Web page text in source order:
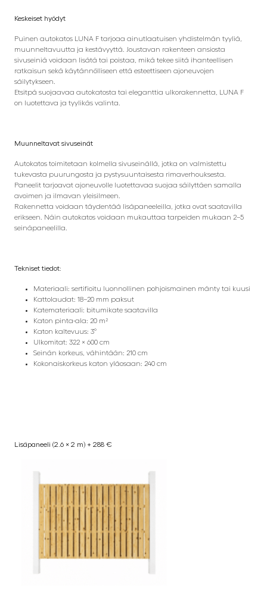
Keskeiset hyödyt
Puinen autokatos LUNA F tarjoaa ainutlaatuisen yhdistelmän tyyliä,
muunneltavuutta ja kestävyyttä. Joustavan rakenteen ansiosta
sivuseiniä voidaan lisätä tai poistaa, mikä tekee siitä ihanteellisen
ratkaisun sekä käytännölliseen että esteettiseen ajoneuvojen
säilytykseen.
Etsitpä suojaavaa autokatosta tai eleganttia ulkorakennetta, LUNA F
on luotettava ja tyylikäs valinta.
Muunneltavat sivuseinät
Autokatos toimitetaan kolmella sivuseinällä, jotka on valmistettu
tukevasta puurungosta ja pystysuuntaisesta rimaverhouksesta.
Paneelit tarjoavat ajoneuvolle luotettavaa suojaa säilyttäen samalla
avoimen ja ilmavan yleisilmeen.
Rakennetta voidaan täydentää lisäpaneeleilla, jotka ovat saatavilla
erikseen. Näin autokatos voidaan mukauttaa tarpeiden mukaan 2–5
seinäpaneelilla.
Tekniset tiedot:
Materiaali: sertifioitu luonnollinen pohjoismainen mänty tai kuusi
Kattolaudat: 18–20 mm paksut
Katemateriaali: bitumikate saatavilla
Katon pinta-ala: 20 m²
Katon kaltevuus: 3°
Ulkomitat: 322 × 600 cm
Seinän korkeus, vähintään: 210 cm
Kokonaiskorkeus katon yläosaan: 240 cm
Lisäpaneeli (2.6 × 2 m) + 288 €